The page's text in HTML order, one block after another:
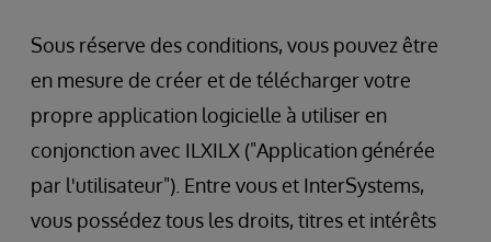
Sous réserve des conditions, vous pouvez être
en mesure de créer et de télécharger votre
propre application logicielle à utiliser en
conjonction avec ILXILX ("Application générée
par l'utilisateur"). Entre vous et InterSystems,
vous possédez tous les droits, titres et intérêts